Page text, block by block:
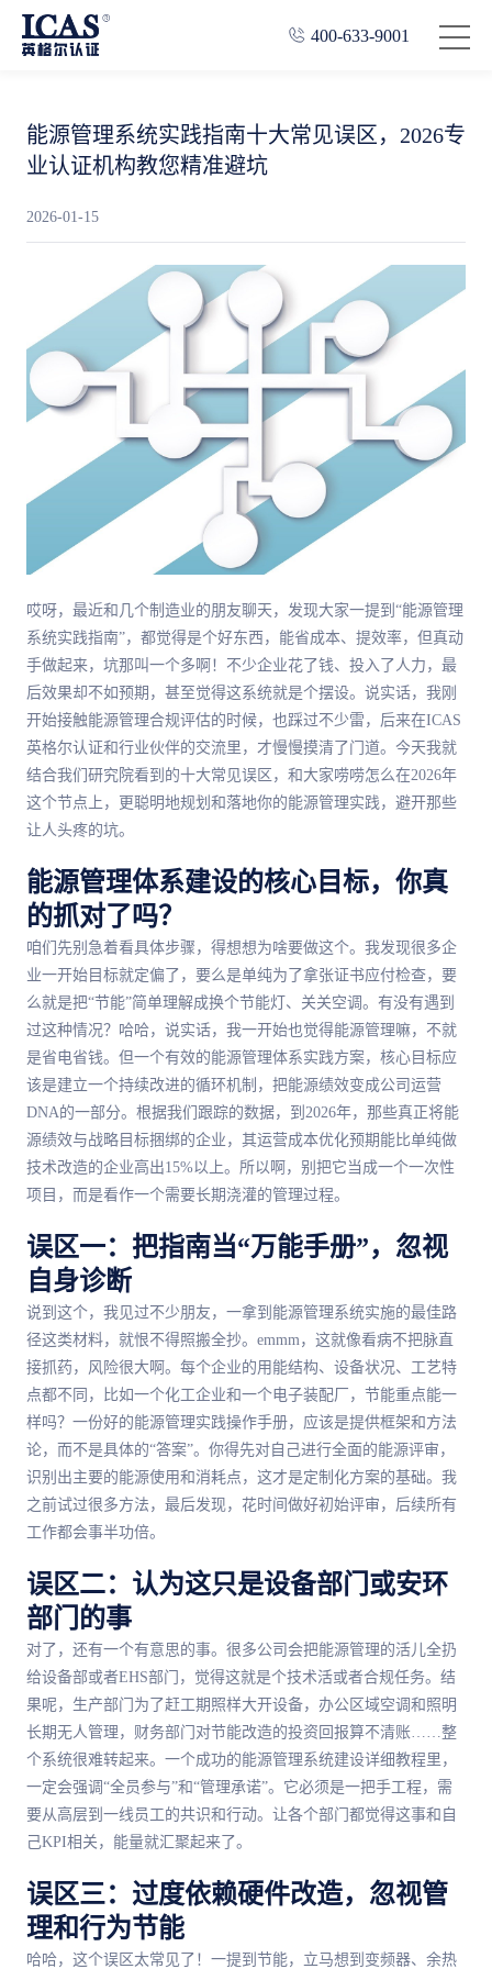
400-633-9001
能源管理系统实践指南十大常见误区，2026专
业认证机构教您精准避坑
2026-01-15
哎呀，最近和几个制造业的朋友聊天，发现大家一提到“能源管理
系统实践指南”，都觉得是个好东西，能省成本、提效率，但真动
手做起来，坑那叫一个多啊！不少企业花了钱、投入了人力，最
后效果却不如预期，甚至觉得这系统就是个摆设。说实话，我刚
开始接触能源管理合规评估的时候，也踩过不少雷，后来在ICAS
英格尔认证和行业伙伴的交流里，才慢慢摸清了门道。今天我就
结合我们研究院看到的十大常见误区，和大家唠唠怎么在2026年
这个节点上，更聪明地规划和落地你的能源管理实践，避开那些
让人头疼的坑。
能源管理体系建设的核心目标，你真
的抓对了吗？
咱们先别急着看具体步骤，得想想为啥要做这个。我发现很多企
业一开始目标就定偏了，要么是单纯为了拿张证书应付检查，要
么就是把“节能”简单理解成换个节能灯、关关空调。有没有遇到
过这种情况？哈哈，说实话，我一开始也觉得能源管理嘛，不就
是省电省钱。但一个有效的能源管理体系实践方案，核心目标应
该是建立一个持续改进的循环机制，把能源绩效变成公司运营
DNA的一部分。根据我们跟踪的数据，到2026年，那些真正将能
源绩效与战略目标捆绑的企业，其运营成本优化预期能比单纯做
技术改造的企业高出15%以上。所以啊，别把它当成一个一次性
项目，而是看作一个需要长期浇灌的管理过程。
误区一：把指南当“万能手册”，忽视
自身诊断
说到这个，我见过不少朋友，一拿到能源管理系统实施的最佳路
径这类材料，就恨不得照搬全抄。emmm，这就像看病不把脉直
接抓药，风险很大啊。每个企业的用能结构、设备状况、工艺特
点都不同，比如一个化工企业和一个电子装配厂，节能重点能一
样吗？一份好的能源管理实践操作手册，应该是提供框架和方法
论，而不是具体的“答案”。你得先对自己进行全面的能源评审，
识别出主要的能源使用和消耗点，这才是定制化方案的基础。我
之前试过很多方法，最后发现，花时间做好初始评审，后续所有
工作都会事半功倍。
误区二：认为这只是设备部门或安环
部门的事
对了，还有一个有意思的事。很多公司会把能源管理的活儿全扔
给设备部或者EHS部门，觉得这就是个技术活或者合规任务。结
果呢，生产部门为了赶工期照样大开设备，办公区域空调和照明
长期无人管理，财务部门对节能改造的投资回报算不清账……整
个系统很难转起来。一个成功的能源管理系统建设详细教程里，
一定会强调“全员参与”和“管理承诺”。它必须是一把手工程，需
要从高层到一线员工的共识和行动。让各个部门都觉得这事和自
己KPI相关，能量就汇聚起来了。
误区三：过度依赖硬件改造，忽视管
理和行为节能
哈哈，这个误区太常见了！一提到节能，立马想到变频器、余热